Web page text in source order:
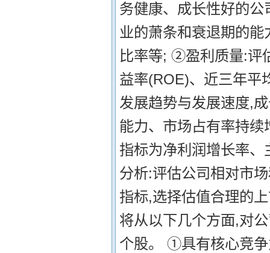
务健康、成长性好的
业的萧条和衰退期的
比率等; ②盈利质量:评
益率(ROE)、近三年
发展趋势与发展速度,
能力、市场占有率持
指标为净利润增长率
分析:评估公司相对市
指标,选择估值合理的
将从以下几个方面,对
个股。 ①具有核心竞